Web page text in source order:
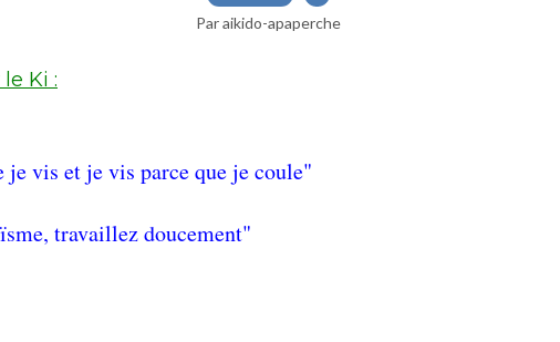
Par aikido-apaperche
Ki :
je vis et je vis parce que je coule"
travaillez doucement"